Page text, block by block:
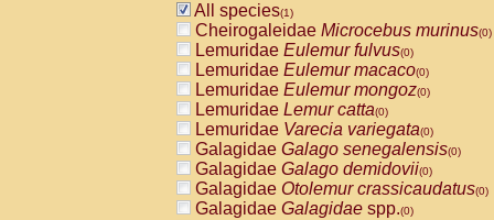
All species(1)
Cheirogaleidae Microcebus murinus(0)
Lemuridae Eulemur fulvus(0)
Lemuridae Eulemur macaco(0)
Lemuridae Eulemur mongoz(0)
Lemuridae Lemur catta(0)
Lemuridae Varecia variegata(0)
Galagidae Galago senegalensis(0)
Galagidae Galago demidovii(0)
Galagidae Otolemur crassicaudatus(0)
Galagidae Galagidae spp.(0)